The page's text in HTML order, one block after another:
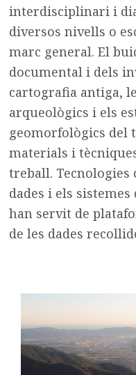
interdisciplinari i
diversos nivells o
marc general. El
documental i dels
cartografia antiga,
arqueològics i els
geomorfològics del
materials i
treball. Tecnologies
dades i els
han servit de
de les dades